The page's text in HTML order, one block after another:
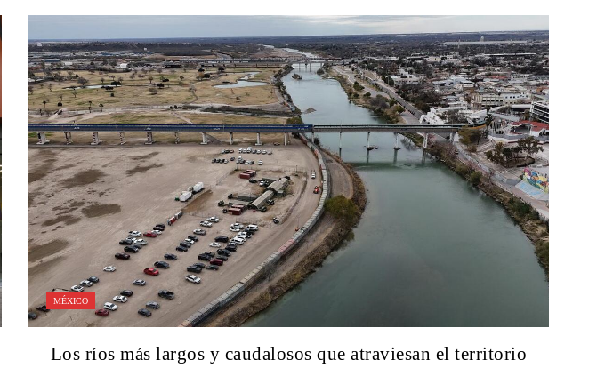
MÉXICO
Los ríos más largos y caudalosos que atraviesan el territorio